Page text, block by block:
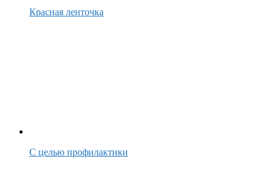
Красная ленточка
С целью профилактики